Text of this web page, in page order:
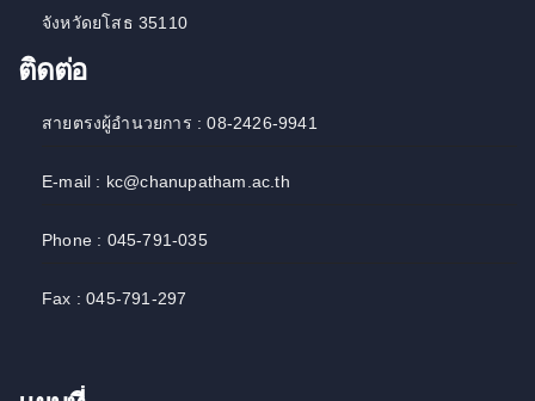
จังหวัดยโสธ 35110
ติดต่อ
สายตรงผู้อำนวยการ : 08-2426-9941
E-mail : kc@chanupatham.ac.th
Phone : 045-791-035
Fax : 045-791-297